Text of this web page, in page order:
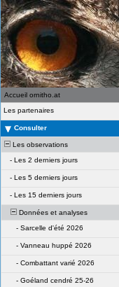
Accueil ornitho.at
Les partenaires
Consulter
Les observations
- Les 2 derniers jours
- Les 5 derniers jours
- Les 15 derniers jours
Données et analyses
- Sarcelle d'été 2026
- Vanneau huppé 2026
- Combattant varié 2026
- Goéland cendré 25-26